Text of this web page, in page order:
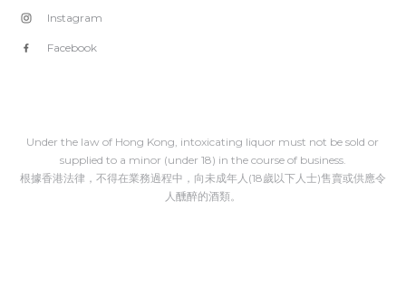
Instagram
Facebook
Under the law of Hong Kong, intoxicating liquor must not be sold or
supplied to a minor (under 18) in the course of business.
根據香港法律，不得在業務過程中，向未成年人(18歲以下人士)售賣或供應令
人醺醉的酒類。